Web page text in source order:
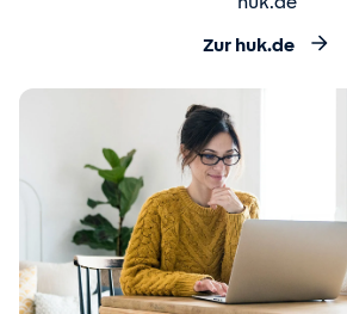
Zur huk.de